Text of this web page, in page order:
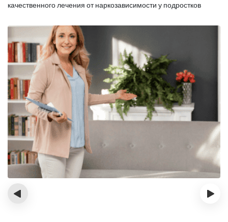
качественного лечения от наркозависимости у подростков
‹ ›